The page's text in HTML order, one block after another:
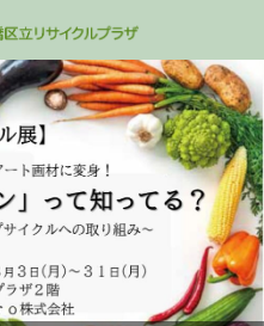
多目的室ご予
処理ゾーン見